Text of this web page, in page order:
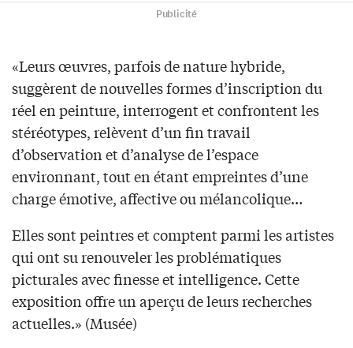
Publicité
«Leurs œuvres, parfois de nature hybride,
suggèrent de nouvelles formes d’inscription du
réel en peinture, interrogent et confrontent les
stéréotypes, relèvent d’un fin travail
d’observation et d’analyse de l’espace
environnant, tout en étant empreintes d’une
charge émotive, affective ou mélancolique…
Elles sont peintres et comptent parmi les artistes
qui ont su renouveler les problématiques
picturales avec finesse et intelligence. Cette
exposition offre un aperçu de leurs recherches
actuelles.» (Musée)